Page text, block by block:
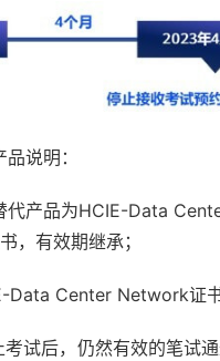
说明：
代产品为HCIE-Data
有效期继承；
Data Center Network证书
试后，仍然有效的笔试